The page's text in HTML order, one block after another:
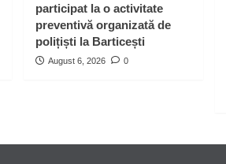
participat la o activitate
preventivă organizată de
polițiști la Barticești
August 6, 2026 0